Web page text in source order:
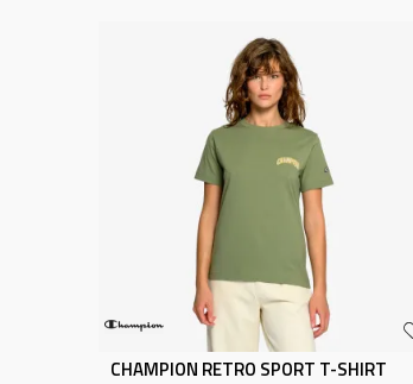
CHAMPION RETRO SPORT T-SHIRT